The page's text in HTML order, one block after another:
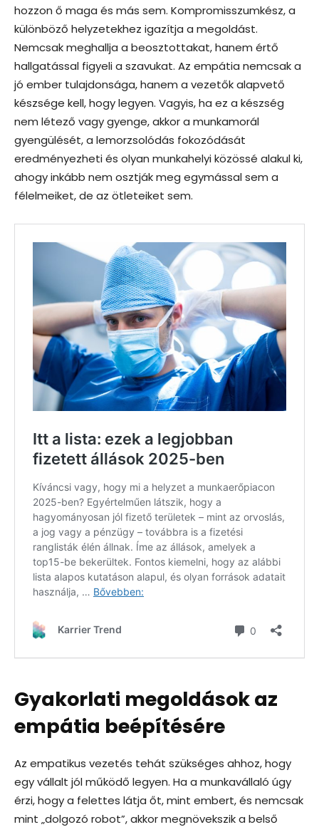
hozzon ő maga és más sem. Kompromisszumkész, a
különböző helyzetekhez igazítja a megoldást.
Nemcsak meghallja a beosztottakat, hanem értő
hallgatással figyeli a szavukat. Az empátia nemcsak a
jó ember tulajdonsága, hanem a vezetők alapvető
készsége kell, hogy legyen. Vagyis, ha ez a készség
nem létező vagy gyenge, akkor a munkamorál
gyengülését, a lemorzsolódás fokozódását
eredményezheti és olyan munkahelyi közössé alakul ki,
ahogy inkább nem osztják meg egymással sem a
félelmeiket, de az ötleteiket sem.
Gyakorlati megoldások az
empátia beépítésére
Az empatikus vezetés tehát szükséges ahhoz, hogy
egy vállalt jól működő legyen. Ha a munkavállaló úgy
érzi, hogy a felettes látja őt, mint embert, és nemcsak
mint „dolgozó robot”, akkor megnövekszik a belső